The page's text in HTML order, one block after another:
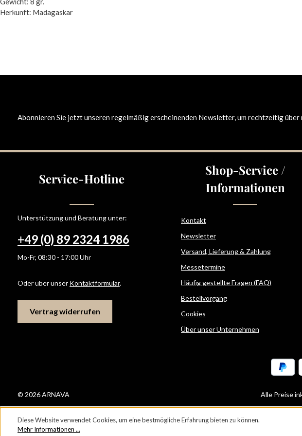
Herkunft: Madagaskar
Abonnieren Sie jetzt unseren regelmäßig erscheinenden Newsletter, um rechtzeitig
Service-Hotline
Unterstützung und Beratung unter:
+49 (0) 89 2324 1986
Mo-Fr, 08:30 - 17:00 Uhr
Oder über unser Kontaktformular.
Vertrag widerrufen
Shop-Service /
Informationen
Kontakt
Newsletter
Versand, Lieferung & Zahlung
Messetermine
Häufig gestellte Fragen (FAQ)
Bestellvorgang
Cookies
Über unser Unternehmen
© 2026 ARNAVA Alle Preise
Diese Website verwendet Cookies, um eine bestmögliche Erfahrung bieten zu können.
Mehr Informationen ...